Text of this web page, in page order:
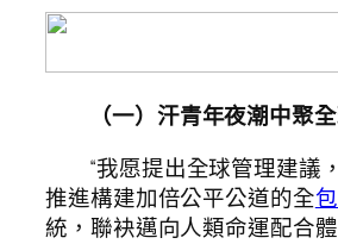
（一）汗青年夜潮中聚
“我愿提出全球管理建議
推進構建加倍公平公道的全
統，聯袂邁向人類命運配合